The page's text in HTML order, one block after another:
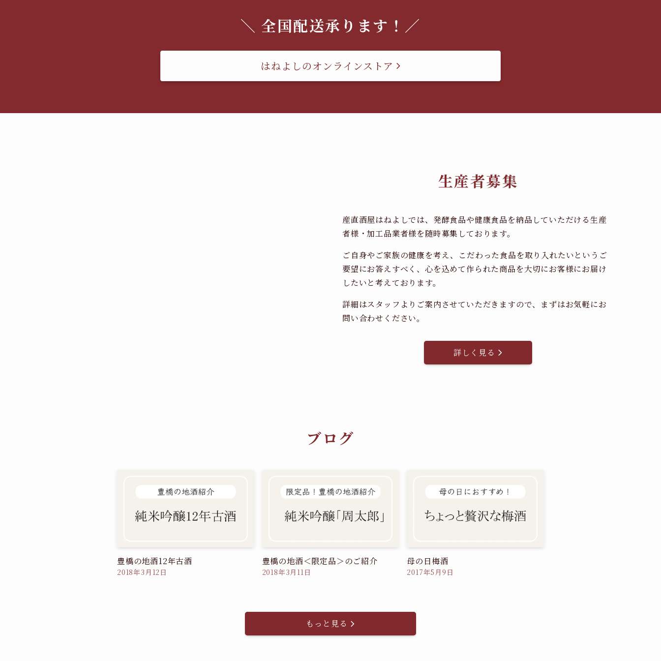
＼ 全国配送承ります！／
はねよしのオンラインストア
生産者募集
産直酒屋はねよしでは、発酵食品や健康食品を納品していただける生産
者様・加工品業者様を随時募集しております。
ご自身やご家族の健康を考え、こだわった食品を取り入れたいというご
要望にお答えすべく、心を込めて作られた商品を大切にお客様にお届け
したいと考えております。
詳細はスタッフよりご案内させていただきますので、まずはお気軽にお
問い合わせください。
詳しく見る
ブログ
豊橋の地酒12年古酒
2018年3月12日
豊橋の地酒＜限定品＞のご紹介
2018年3月11日
母の日梅酒
2017年5月9日
もっと見る